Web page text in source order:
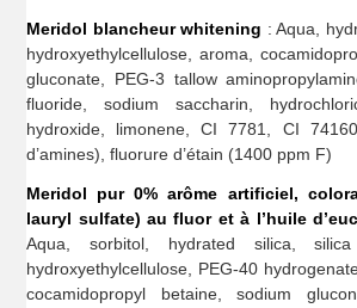
Meridol blancheur whitening : Aqua,
hydroxyethylcellulose, aroma,
gluconate, PEG-3 tallow
fluoride, sodium saccharin,
hydroxide, limonene, CI 7781, CI
d’amines), fluorure d’étain (1400 ppm F)
Meridol pur 0% arôme artificiel,
lauryl sulfate) au fluor et à l’huile
Aqua, sorbitol, hydrated silica, silica
hydroxyethylcellulose, PEG-40
cocamidopropyl betaine, sodium